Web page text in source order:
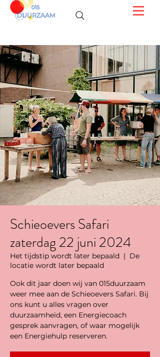
Schieoevers Safari
zaterdag 22 juni 2024
Het tijdstip wordt later bepaald
  |
De
locatie wordt later bepaald
Ook dit jaar doen wij van 015duurzaam
weer mee aan de Schieoevers Safari. Bij
ons kunt u alles vragen over
duurzaamheid, een Energiecoach
gesprek aanvragen, of waar mogelijk
een Energiehulp reserveren.